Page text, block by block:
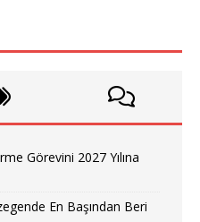
Görevini 2027 Yılına
En Başından Beri